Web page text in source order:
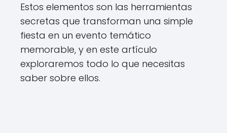
Estos elementos son las herramientas
secretas que transforman una simple
fiesta en un evento temático
memorable, y en este artículo
exploraremos todo lo que necesitas
saber sobre ellos.